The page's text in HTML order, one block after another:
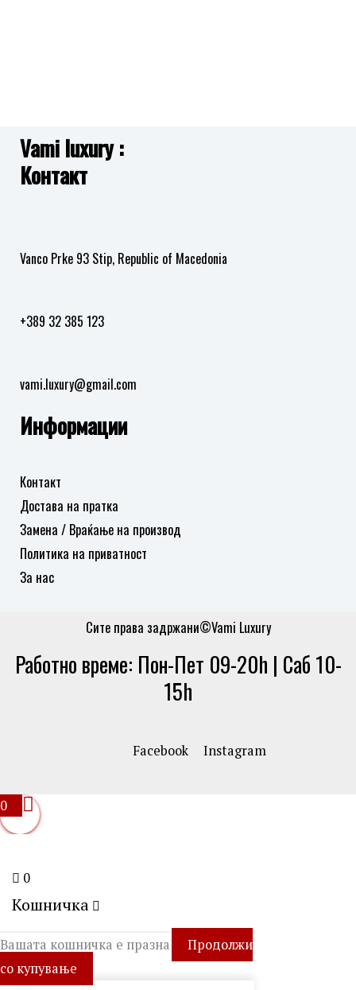
Vami luxury :
Контакт
Vanco Prke 93 Stip, Republic of Macedonia
+389 32 385 123
vami.luxury@gmail.com
Информации
Контакт
Достава на пратка
Замена / Враќање на производ
Политика на приватност
За нас
Сите права задржани©Vami Luxury
Работно време: Пон-Пет 09-20h | Саб 10-
15h
Facebook Instagram
0
0
Кошничка
Вашата кошничка е празна
Продолжи
со купување